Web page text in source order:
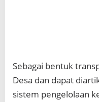
Sebagai bentuk
Desa dan dapat
sistem pengelolaan